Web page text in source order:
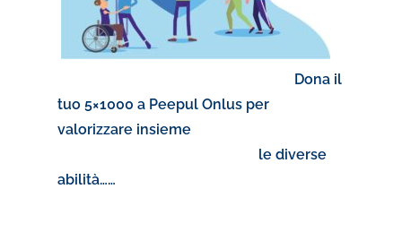
Dona il
tuo 5×1000 a Peepul Onlus per
valorizzare insieme
le diverse
abilità……